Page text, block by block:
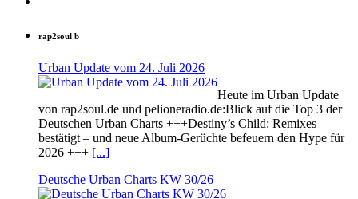
rap2soul b
Urban Update vom 24. Juli 2026
Heute im Urban Update
von rap2soul.de und pelioneradio.de:Blick auf die Top 3 der
Deutschen Urban Charts +++Destiny’s Child: Remixes
bestätigt – und neue Album-Gerüchte befeuern den Hype für
2026 +++ [...]
Deutsche Urban Charts KW 30/26